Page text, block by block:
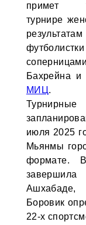
примет
турнире
Бахрейна
МИЦ .
июля 2025
Мьянмы
формате.
Ашхабаде,
Боровик
22-х